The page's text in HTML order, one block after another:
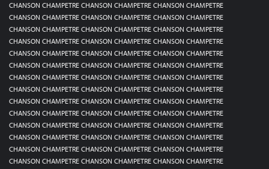
CHANSON CHAMPETRE CHANSON CHAMPETRE CHANSON CHAMPETRE
CHANSON CHAMPETRE CHANSON CHAMPETRE CHANSON CHAMPETRE
CHANSON CHAMPETRE CHANSON CHAMPETRE CHANSON CHAMPETRE
CHANSON CHAMPETRE CHANSON CHAMPETRE CHANSON CHAMPETRE
CHANSON CHAMPETRE CHANSON CHAMPETRE CHANSON CHAMPETRE
CHANSON CHAMPETRE CHANSON CHAMPETRE CHANSON CHAMPETRE
CHANSON CHAMPETRE CHANSON CHAMPETRE CHANSON CHAMPETRE
CHANSON CHAMPETRE CHANSON CHAMPETRE CHANSON CHAMPETRE
CHANSON CHAMPETRE CHANSON CHAMPETRE CHANSON CHAMPETRE
CHANSON CHAMPETRE CHANSON CHAMPETRE CHANSON CHAMPETRE
CHANSON CHAMPETRE CHANSON CHAMPETRE CHANSON CHAMPETRE
CHANSON CHAMPETRE CHANSON CHAMPETRE CHANSON CHAMPETRE
CHANSON CHAMPETRE CHANSON CHAMPETRE CHANSON CHAMPETRE
CHANSON CHAMPETRE CHANSON CHAMPETRE CHANSON CHAMPETRE